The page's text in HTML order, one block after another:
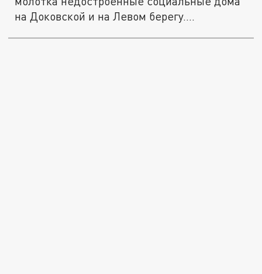
на Доковской и на Левом берегу....